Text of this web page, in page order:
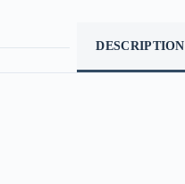
DESCRIPTION